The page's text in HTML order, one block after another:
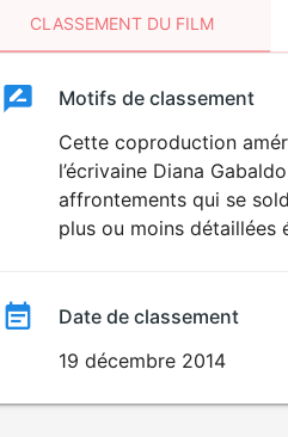
CLASSEMENT DU FILM
ClassementClassement
Motifs de classement
Cette coproduction
l’écrivaine Diana
affrontements qui se
plus ou moins détaillées
Date de classement
19 décembre 2014